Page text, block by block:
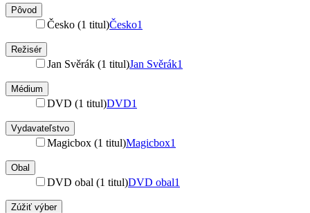
Pôvod
Česko (1 titul)Česko1
Režisér
Jan Svěrák (1 titul)Jan Svěrák1
Médium
DVD (1 titul)DVD1
Vydavateľstvo
Magicbox (1 titul)Magicbox1
Obal
DVD obal (1 titul)DVD obal1
Zúžiť výber